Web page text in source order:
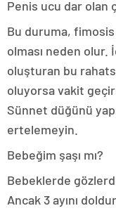
Penis ucu dar olan
Bu duruma, fimosis
olması neden olur.
oluşturan bu
oluyorsa vakit
Sünnet düğünü
ertelemeyin.
Bebeğim şaşı mı?
Bebeklerde
Ancak 3 ayını